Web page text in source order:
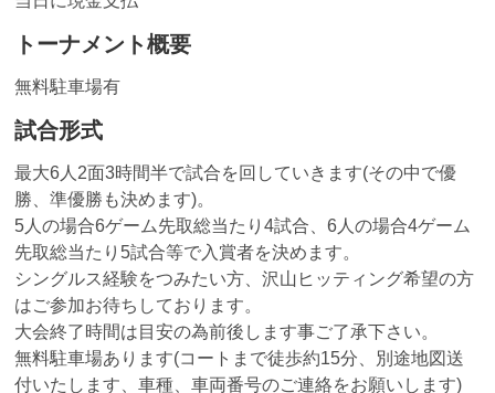
トーナメント概要
無料駐車場有
試合形式
最大6人2面3時間半で試合を回していきます(その中で優
勝、準優勝も決めます)。
5人の場合6ゲーム先取総当たり4試合、6人の場合4ゲーム
先取総当たり5試合等で入賞者を決めます。
シングルス経験をつみたい方、沢山ヒッティング希望の方
はご参加お待ちしております。
大会終了時間は目安の為前後します事ご了承下さい。
無料駐車場あります(コートまで徒歩約15分、別途地図送
付いたします、車種、車両番号のご連絡をお願いします)